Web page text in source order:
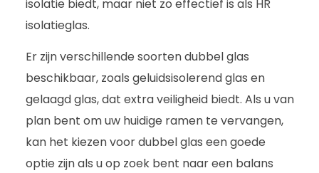
isolatie biedt, maar niet zo effectief is als HR
isolatieglas.
Er zijn verschillende soorten dubbel glas
beschikbaar, zoals geluidsisolerend glas en
gelaagd glas, dat extra veiligheid biedt. Als u van
plan bent om uw huidige ramen te vervangen,
kan het kiezen voor dubbel glas een goede
optie zijn als u op zoek bent naar een balans